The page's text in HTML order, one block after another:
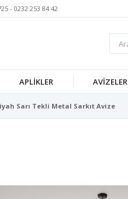
- 0232 253 84 42
APLIKLER AVIZELER
Sarı Tekli Metal Sarkıt Avize